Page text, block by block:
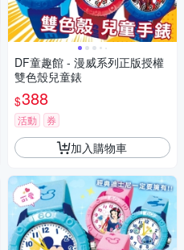
DF童趣館 - 漫威系列正版授權
雙色殼兒童錶
$388
活動 券
加入購物車